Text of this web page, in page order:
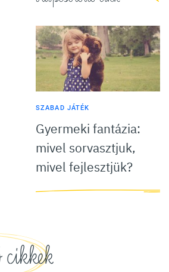
SZABAD JÁTÉK
Gyermeki fantázia:
mivel sorvasztjuk,
mivel fejlesztjük?